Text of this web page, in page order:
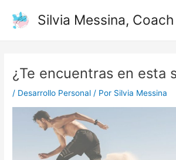
contenido
Silvia Messina, Coach
¿Te encuentras en esta
/ Desarrollo Personal / Por Silvia Messina
de
entradas